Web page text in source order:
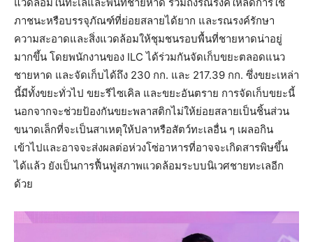
แวดล้อมในทะเลและพื้นที่ชายหาด รวมถึงรณรงค์ให้ลดการใช้
ภาชนะหรือบรรจุภัณฑ์ที่ย่อยสลายได้ยาก และรณรงค์รักษา
ความสะอาดและสิ่งแวดล้อมให้ชุมชนรอบพื้นที่ชายหาดน่าอยู่
มากขึ้น โดยพนักงานของ ILC ได้ร่วมกันจัดเก็บขยะตลอดแนว
ชายหาด และจัดเก็บได้ถึง 230 กก. และ 217.39 กก. ซึ่งขยะเหล่า
นี้มีทั้งขยะทั่วไป ขยะรีไซเคิล และขยะอันตราย การจัดเก็บขยะนี้
นอกจากจะช่วยป้องกันขยะพลาสติกไม่ให้ย่อยสลายเป็นชิ้นส่วน
ขนาดเล็กที่จะเป็นสาเหตุให้ปลาหรือสัตว์ทะเลอื่น ๆ เผลอกิน
เข้าไปและอาจจะส่งผลต่อห่วงโซ่อาหารที่อาจจะเกิดสารพิษขึ้น
ได้แล้ว ยังเป็นการฟื้นฟูสภาพแวดล้อมระบบนิเวศชายทะเลอีก
ด้วย